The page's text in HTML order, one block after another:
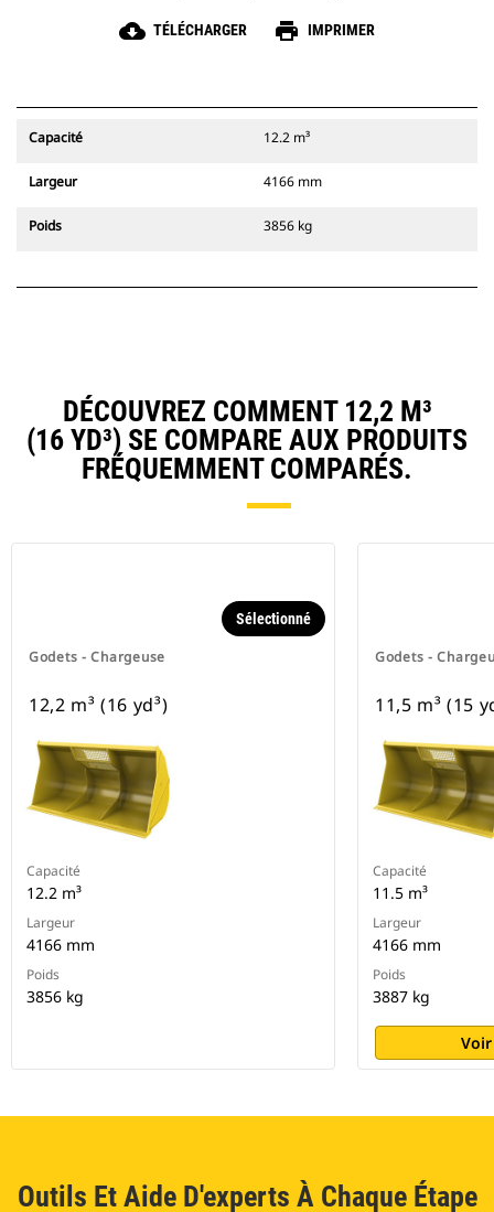
cloud_download TÉLÉCHARGER print IMPRIMER
Capacité 12.2 m³
Largeur 4166 mm
Poids 3856 kg
DÉCOUVREZ COMMENT 12,2 M³
(16 YD³) SE COMPARE AUX PRODUITS
FRÉQUEMMENT COMPARÉS.
Godets - Chargeuse
Sélectionné
12,2 m³ (16 yd³)
Capacité
12.2 m³
Largeur
4166 mm
Poids
3856 kg
Godets -
11,5 m³ (15
Capacité
11.5 m³
Largeur
4166 mm
Poids
3887 kg
Outils Et Aide D'experts À Chaque Étape